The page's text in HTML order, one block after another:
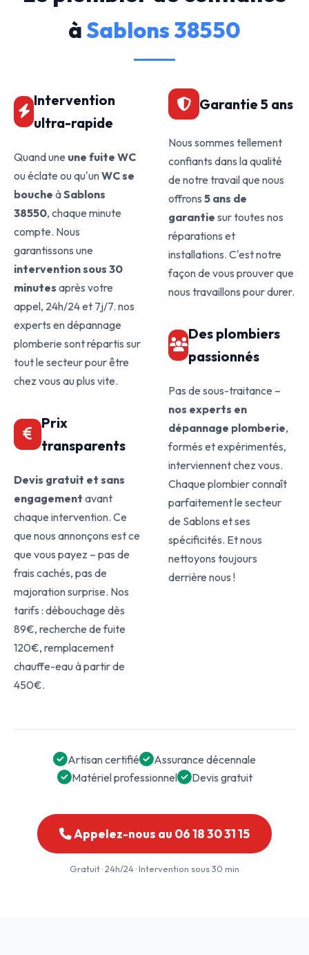
àSablons 38550
Intervention
ultra-rapide
Quand une une fuite WC
ou éclate ou qu'unWC se
bouche àSablons
38550, chaque minute
compte. Nous
garantissons une
intervention sous 30
minutes après votre
appel, 24h/24 et 7j/7. nos
experts en dépannage
plomberie sont répartis sur
tout le secteur pour être
chez vous au plus vite.
Prix
transparents
Devis gratuit et sans
engagement avant
chaque intervention. Ce
que nous annonçons est ce
que vous payez – pas de
frais cachés, pas de
majoration surprise. Nos
tarifs : débouchage dès
89€, recherche de fuite
120€, remplacement
chauffe-eau à partir de
450€.
Garantie 5 ans
Nous sommes tellement
confiants dans la qualité
de notre travail que nous
offrons 5 ans de
garantie sur toutes nos
réparations et
installations. C'est notre
façon de vous prouver que
nous travaillons pour durer.
Des plombiers
passionnés
Pas de sous-traitance –
nos experts en
dépannage plomberie,
formés et expérimentés,
interviennent chez vous.
Chaque plombier connaît
parfaitement le secteur
de Sablons et ses
spécificités. Et nous
nettoyons toujours
derrière nous !
Artisan certifié
Assurance décennale
Matériel professionnel
Devis gratuit
Appelez-nous au 06 18 30 31 15
Gratuit · 24h/24 · Intervention sous 30 min